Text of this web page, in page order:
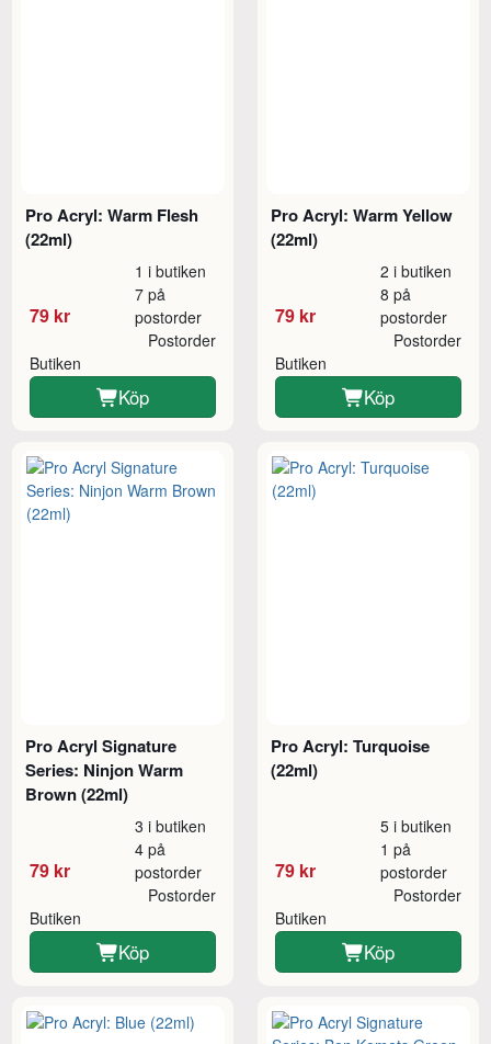
Pro Acryl: Warm Flesh
(22ml)
79 kr
1 i butiken
7 på
postorder
Butiken
Postorder
Köp
Pro Acryl: Warm Yellow
(22ml)
79 kr
2 i butiken
8 på
postorder
Butiken
Postorder
Köp
Pro Acryl Signature
Series: Ninjon Warm
Brown (22ml)
79 kr
3 i butiken
4 på
postorder
Butiken
Postorder
Köp
Pro Acryl: Turquoise
(22ml)
79 kr
5 i butiken
1 på
postorder
Butiken
Postorder
Köp